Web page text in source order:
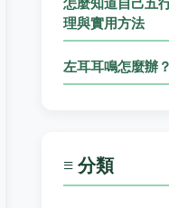
理與實用方法
左耳耳鳴怎麼辦
≡ 分類